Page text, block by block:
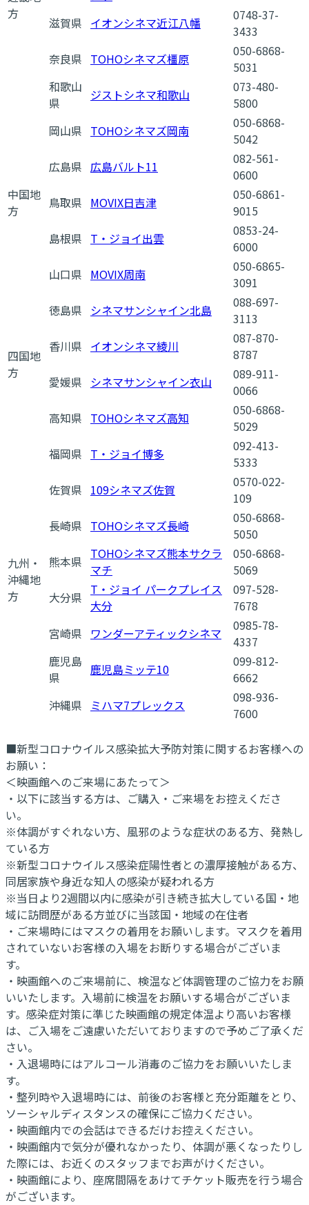
方
滋賀県 イオンシネマ近江八幡
0748-37-
3433
奈良県 TOHOシネマズ橿原
050-6868-
5031
和歌山
県
ジストシネマ和歌山
073-480-
5800
中国地
方
岡山県 TOHOシネマズ岡南
050-6868-
5042
広島県 広島バルト11
082-561-
0600
鳥取県 MOVIX日吉津
050-6861-
9015
島根県 T・ジョイ出雲
0853-24-
6000
山口県 MOVIX周南
050-6865-
3091
四国地
方
徳島県 シネマサンシャイン北島
088-697-
3113
香川県 イオンシネマ綾川
087-870-
8787
愛媛県 シネマサンシャイン衣山
089-911-
0066
高知県 TOHOシネマズ高知
050-6868-
5029
九州・
沖縄地
方
福岡県 T・ジョイ博多
092-413-
5333
佐賀県 109シネマズ佐賀
0570-022-
109
長崎県 TOHOシネマズ長崎
050-6868-
5050
熊本県 TOHOシネマズ熊本サクラ
マチ
050-6868-
5069
大分県 T・ジョイ パークプレイス
大分
097-528-
7678
宮崎県
ワンダーアティックシネマ
0985-78-
4337
鹿児島
県
鹿児島ミッテ10
099-812-
6662
沖縄県
ミハマ7プレックス
098-936-
7600
■新型コロナウイルス感染拡大予防対策に関するお客様への
お願い：
＜映画館へのご来場にあたって＞
・以下に該当する方は、ご購入・ご来場をお控えくださ
い。
※体調がすぐれない方、風邪のような症状のある方、発熱し
ている方
※新型コロナウイルス感染症陽性者との濃厚接触がある方、
同居家族や身近な知人の感染が疑われる方
※当日より2週間以内に感染が引き続き拡大している国・地
域に訪問歴がある方並びに当該国・地域の在住者
・ご来場時にはマスクの着用をお願いします。マスクを着用
されていないお客様の入場をお断りする場合がございま
す。
・映画館へのご来場前に、検温など体調管理のご協力をお願
いいたします。入場前に検温をお願いする場合がございま
す。感染症対策に準じた映画館の規定体温より高いお客様
は、ご入場をご遠慮いただいておりますので予めご了承くだ
さい。
・入退場時にはアルコール消毒のご協力をお願いいたしま
す。
・整列時や入退場時には、前後のお客様と充分距離をとり、
ソーシャルディスタンスの確保にご協力ください。
・映画館内での会話はできるだけお控えください。
・映画館内で気分が優れなかったり、体調が悪くなったりし
た際には、お近くのスタッフまでお声がけください。
・映画館により、座席間隔をあけてチケット販売を行う場合
がございます。